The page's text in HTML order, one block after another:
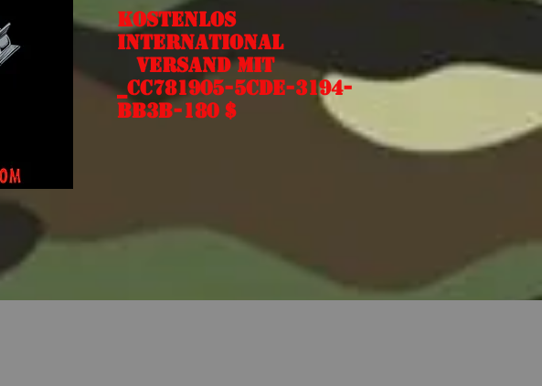
Kostenlos
international
Versand mit
_cc781905-5cde-3194-
bb3b-180 $